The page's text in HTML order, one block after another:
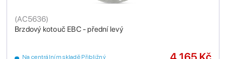
Brzdový kotouč EBC - přední levý
(AC5636)
Na centrálním skladě Přibližný